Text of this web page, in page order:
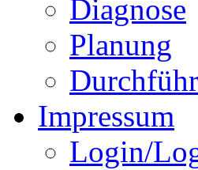
Diagnose
Planung
Impressum
Login/